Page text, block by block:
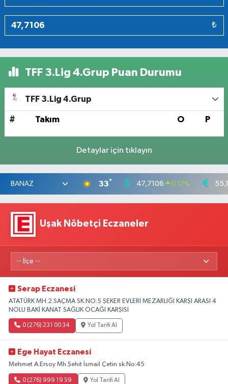
₺
TFF 3.Lig 4.Grup Puan Durumu
TFF 3.Lig 4.Grup
# Takım O P
Detaylar için tıklayın
33° 47,7106 0.17%
Uşak Nöbetçi Eczaneler
Serap Eczanesi
ATATÜRK MH.2.SAÇMA SK.NO:5 ŞEKER EVLERİ MEZARLIĞI KARŞI ARASI 4
NOLU BAKİ KANAT SAĞLIK OCAĞI KARŞISI
0 (276) 231 00 34 Yol Tarifi Al
Ege Hayat Eczanesi
Mehmet A.Ersoy Mh.Şehit İsmail Çetin sk.No:45
0 (276) 999 19 59 Yol Tarifi Al